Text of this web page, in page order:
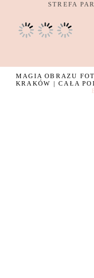
STREFA PAR
MAGIA OBRAZU
KRAKÓW | CAŁA